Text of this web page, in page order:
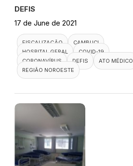
DEFIS
17 de June de 2021
FISCALIZAÇÃO
CAMBUCI
HOSPITAL GERAL
COVID-19
CORONAVÍRUS
DEFIS
ATO MÉDICO
REGIÃO NOROESTE